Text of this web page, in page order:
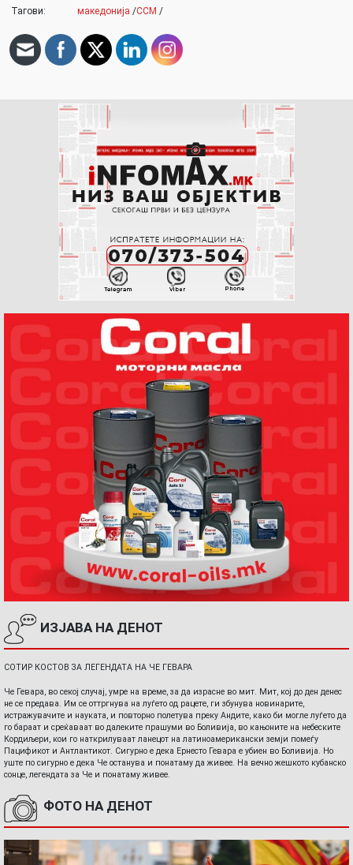
Тагови: македонија /ССМ /
ИЗЈАВА НА ДЕНОТ
СОТИР КОСТОВ ЗА ЛЕГЕНДАТА НА ЧЕ ГЕВАРА
Че Гевара, во секој случај, умре на време, за да израсне во мит. Мит, кој до ден денес
не се предава. Им се оттргнува на луѓето од рацете, ги збунува новинарите,
истражувачите и науката, и повторно полетува преку Андите, како би могле луѓето да
го бараат и среќаваат во далеките прашуми во Боливија, во кањоните на небеските
Кордиљери, кои го наткрилуваат ланецот на латиноамерикански земји помеѓу
Пацификот и Антлантикот. Сигурно е дека Ернесто Гевара е убиен во Боливија. Но
уште по сигурно е дека Че останува и понатаму да живее. На вечно жешкото кубанско
сонце, легендата за Че и понатаму живее.
ФОТО НА ДЕНОТ